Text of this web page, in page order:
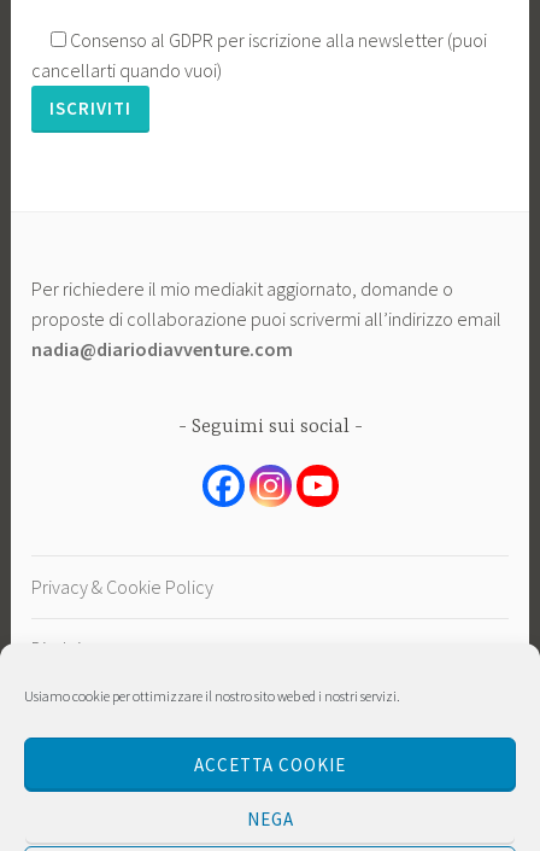
Usiamo cookie per ottimizzare il nostro sito web ed i nostri servizi.
ACCETTA COOKIE
NEGA
Consenso al GDPR per iscrizione alla newsletter (puoi
cancellarti quando vuoi)
Per richiedere il mio mediakit aggiornato, domande o
proposte di collaborazione puoi scrivermi all’indirizzo email
nadia@diariodiavventure.com
Seguimi sui social
Privacy & Cookie Policy
Disclaimer